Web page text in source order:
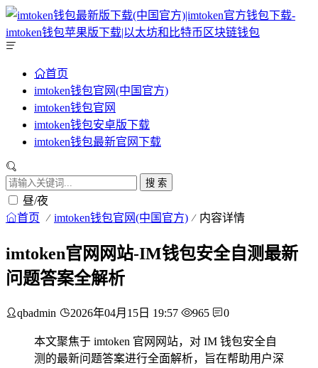
首页
imtoken钱包官网(中国官方)
imtoken钱包官网
imtoken钱包安卓版下载
imtoken钱包最新官网下载
搜 索
昼/夜
首页 imtoken钱包官网(中国官方) 内容详情
imtoken官网网站-IM钱包安全自测最新
问题答案全解析
qbadmin 2026年04月15日 19:57 965 0
本文聚焦于 imtoken 官网网站，对 IM 钱包安全自
测的最新问题答案进行全面解析，旨在帮助用户深